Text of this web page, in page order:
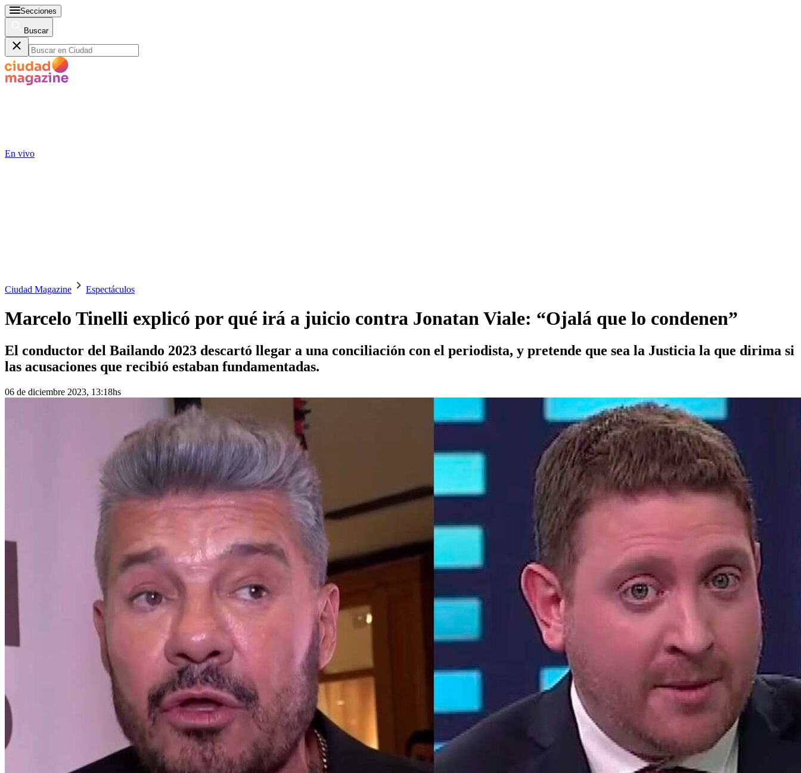
Secciones
Buscar
En vivo
Ciudad Magazine Espectáculos
Marcelo Tinelli explicó por qué irá a juicio contra Jonatan Viale: “Ojalá que lo condenen”
El conductor del Bailando 2023 descartó llegar a una conciliación con el periodista, y pretende que sea la Justicia la que dirima si
las acusaciones que recibió estaban fundamentadas.
06 de diciembre 2023, 13:18hs